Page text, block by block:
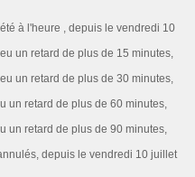
à l'heure , depuis le vendredi 10
un retard de plus de 15 minutes,
un retard de plus de 30 minutes,
un retard de plus de 60 minutes,
un retard de plus de 90 minutes,
depuis le vendredi 10 juillet